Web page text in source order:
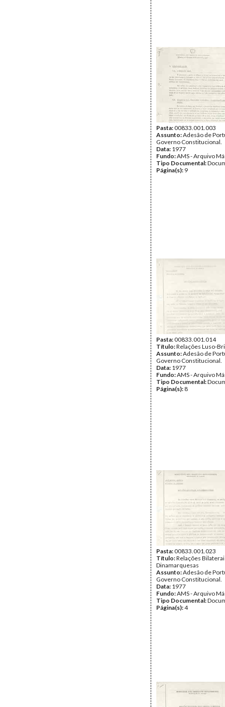
Pasta:00833.001.003
Assunto:Adesão de
Governo Constitucional.
Data: 1977
Fundo:AMS - Arquivo
Tipo Documental:
Página(s): 9
Pasta:00833.001.014
Título:Relações Luso-
Assunto:Adesão de
Governo Constitucional.
Data: 1977
Fundo:AMS - Arquivo
Tipo Documental:
Página(s): 8
Pasta:00833.001.023
Título:Relações
Dinamarquesas
Assunto:Adesão de
Governo Constitucional.
Data: 1977
Fundo:AMS - Arquivo
Tipo Documental:
Página(s):4